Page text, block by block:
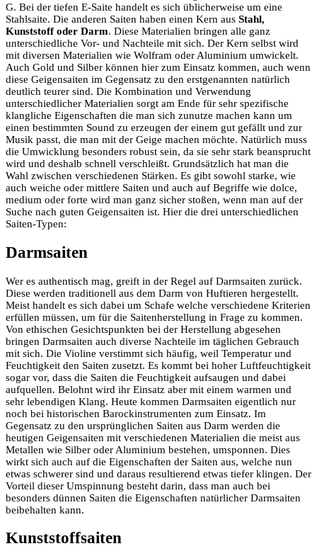
G. Bei der tiefen E-Saite handelt es sich üblicherweise um eine
Stahlsaite. Die anderen Saiten haben einen Kern aus Stahl,
Kunststoff oder Darm. Diese Materialien bringen alle ganz
unterschiedliche Vor- und Nachteile mit sich. Der Kern selbst wird
mit diversen Materialien wie Wolfram oder Aluminium umwickelt.
Auch Gold und Silber können hier zum Einsatz kommen, auch wenn
diese Geigensaiten im Gegensatz zu den erstgenannten natürlich
deutlich teurer sind. Die Kombination und Verwendung
unterschiedlicher Materialien sorgt am Ende für sehr spezifische
klangliche Eigenschaften die man sich zunutze machen kann um
einen bestimmten Sound zu erzeugen der einem gut gefällt und zur
Musik passt, die man mit der Geige machen möchte. Natürlich muss
die Umwicklung besonders robust sein, da sie sehr stark beansprucht
wird und deshalb schnell verschleißt. Grundsätzlich hat man die
Wahl zwischen verschiedenen Stärken. Es gibt sowohl starke, wie
auch weiche oder mittlere Saiten und auch auf Begriffe wie dolce,
medium oder forte wird man ganz sicher stoßen, wenn man auf der
Suche nach guten Geigensaiten ist. Hier die drei unterschiedlichen
Saiten-Typen:
Darmsaiten
Wer es authentisch mag, greift in der Regel auf Darmsaiten zurück.
Diese werden traditionell aus dem Darm von Huftieren hergestellt.
Meist handelt es sich dabei um Schafe welche verschiedene Kriterien
erfüllen müssen, um für die Saitenherstellung in Frage zu kommen.
Von ethischen Gesichtspunkten bei der Herstellung abgesehen
bringen Darmsaiten auch diverse Nachteile im täglichen Gebrauch
mit sich. Die Violine verstimmt sich häufig, weil Temperatur und
Feuchtigkeit den Saiten zusetzt. Es kommt bei hoher Luftfeuchtigkeit
sogar vor, dass die Saiten die Feuchtigkeit aufsaugen und dabei
aufquellen. Belohnt wird ihr Einsatz aber mit einem warmen und
sehr lebendigen Klang. Heute kommen Darmsaiten eigentlich nur
noch bei historischen Barockinstrumenten zum Einsatz. Im
Gegensatz zu den ursprünglichen Saiten aus Darm werden die
heutigen Geigensaiten mit verschiedenen Materialien die meist aus
Metallen wie Silber oder Aluminium bestehen, umsponnen. Dies
wirkt sich auch auf die Eigenschaften der Saiten aus, welche nun
etwas schwerer sind und daraus resultierend etwas tiefer klingen. Der
Vorteil dieser Umspinnung besteht darin, dass man auch bei
besonders dünnen Saiten die Eigenschaften natürlicher Darmsaiten
beibehalten kann.
Kunststoffsaiten